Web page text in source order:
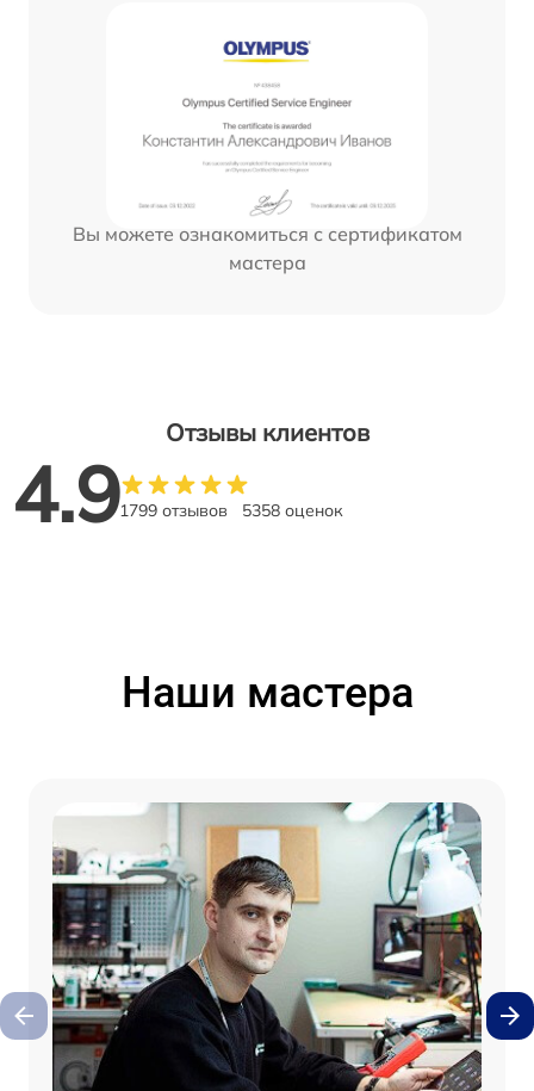
Вы можете ознакомиться с сертификатом
мастера
Отзывы клиентов
4.91799 отзывов 5358 оценок
Наши мастера